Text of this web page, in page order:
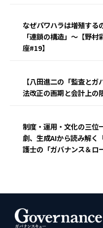
なぜパワハラは増殖する
「連鎖の構造」〜【野
座#19】
【八田進二の「監査と
法改正の画期と会計上の
制度・運用・文化の三位
劇、生成AIから読み解く
護士の「ガバナンス＆ロ